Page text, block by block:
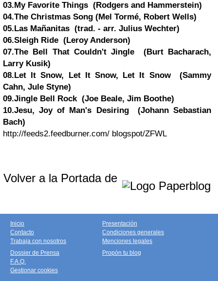
03.My Favorite Things (Rodgers and Hammerstein)
04.The Christmas Song (Mel Tormé, Robert Wells)
05.Las Mañanitas (trad. - arr. Julius Wechter)
06.Sleigh Ride (Leroy Anderson)
07.The Bell That Couldn't Jingle (Burt Bacharach,
Larry Kusik)
08.Let It Snow, Let It Snow, Let It Snow (Sammy
Cahn, Jule Styne)
09.Jingle Bell Rock (Joe Beale, Jim Boothe)
10.Jesu, Joy of Man's Desiring (Johann Sebastian
Bach)
http://feeds2.feedburner.com/ blogspot/ZFWL
Volver a la Portada de
Inicio
Contacto
Trabaja con nosotros
Presentación
Condiciones generales
Menciones legales
Dossier de Prensa
F.A.Q.
Gestionar cookies
Propón tu blog